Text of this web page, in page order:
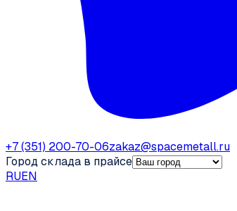
+7 (351) 200-70-06zakaz@spacemetall.ru
Город склада в прайсе
RUEN